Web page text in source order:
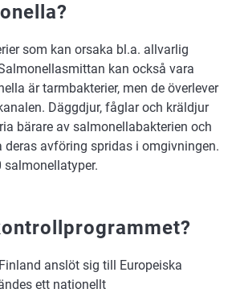
som kan orsaka bl.a. allvarlig
kan också vara
är tarmbakterier, men de överlever
Däggdjur, fåglar och kräldjur
bärare av salmonellabakterien och
avföring spridas i omgivningen.
salmonellatyper.
anslöt sig till Europeiska
ett nationellt